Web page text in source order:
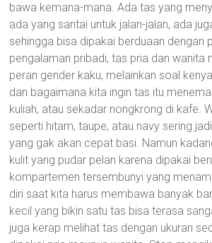
bawa kemana-mana. Ada tas yang
ada yang santai untuk jalan-jalan, ada
sehingga bisa dipakai berduaan dengan
pengalaman pribadi, tas pria dan wanita
peran gender kaku, melainkan soal
dan bagaimana kita ingin tas itu
kuliah, atau sekadar nongkrong di kafe.
seperti hitam, taupe, atau navy sering
yang gak akan cepat basi. Namun
kulit yang pudar pelan karena dipakai
kompartemen tersembunyi yang
diri saat kita harus membawa banyak
kecil yang bikin satu tas bisa terasa
juga kerap melihat tas dengan ukuran